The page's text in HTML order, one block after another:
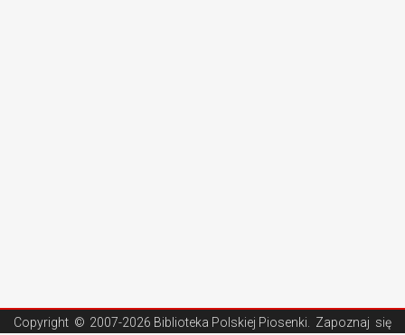
Copyright © 2007-2026 Biblioteka Polskiej Piosenki . Zapoznaj się